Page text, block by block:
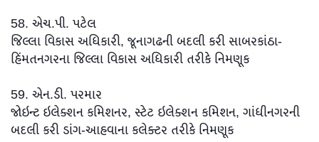
58. એચ.પી. પટેલ
જિલ્લા વિકાસ અધિકારી, જૂનાગઢની બદલી કરી સાબરકાંઠા-
હિંમતનગરના જિલ્લા વિકાસ અધિકારી તરીકે નિમણૂક
59. એન.ડી. પરમાર
જોઇન્ટ ઇલેક્શન કમિશનર, સ્ટેટ ઇલેક્શન કમિશન, ગાંધીનગરની
બદલી કરી ડાંગ-આહવાના કલેક્ટર તરીકે નિમણૂક